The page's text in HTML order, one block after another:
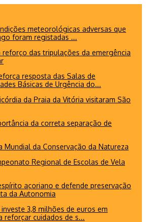
meteorológicas adversas que
foram registadas ...
das tripulações da emergência
resposta das Salas de
Básicas de Urgência do...
da Praia da Vitória visitaram São
da correta separação de
Mundial da Conservação da Natureza
Regional de Escolas de Vela
açoriano e defende preservação
da Autonomia
3,8 milhões de euros em
reforçar cuidados de s...